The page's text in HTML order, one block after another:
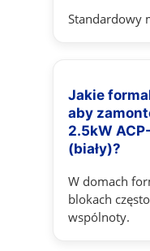
Standardowy
Jakie
aby
2.5kW
(biały)?
W domach
blokach
wspólnoty.